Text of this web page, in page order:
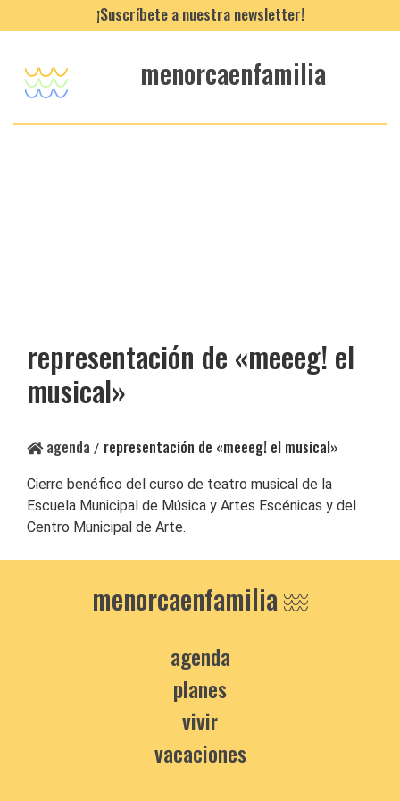
¡Suscríbete a nuestra newsletter!
menorcaenfamilia
representación de «meeeg! el
musical»
agenda / representación de «meeeg! el musical»
Cierre benéfico del curso de teatro musical de la
Escuela Municipal de Música y Artes Escénicas y del
Centro Municipal de Arte.
menorcaenfamilia
agenda
planes
vivir
vacaciones